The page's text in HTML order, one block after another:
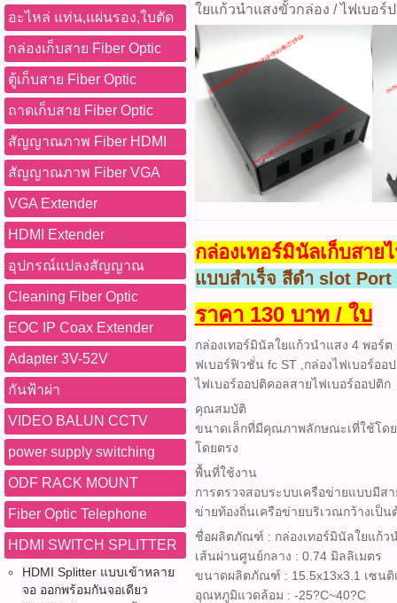
อะไหล่ แท่น,แผ่นรอง,ใบตัด
กล่องเก็บสาย Fiber Optic
ตู้เก็บสาย Fiber Optic
ถาดเก็บสาย Fiber Optic
สัญญาณภาพ Fiber HDMI
สัญญาณภาพ Fiber VGA
VGA Extender
HDMI Extender
อุปกรณ์แปลงสัญญาณ
Cleaning Fiber Optic
EOC IP Coax Extender
Adapter 3V-52V
กันฟ้าผ่า
VIDEO BALUN CCTV
power supply switching
ODF RACK MOUNT
Fiber Optic Telephone
HDMI SWITCH SPLITTER
HDMI Splitter แบบเข้าหลาย
จอ ออกพร้อมกันจอเดียว
ใยแก้วนำแสงขั้วกล่อง / ไฟเบอร์
กล่องเทอร์มินัลเก็บสา
แบบสำเร็จ สีดำ slot Port
ราคา 130 บาท / ใบ
กล่องเทอร์มินัลใยแก้วนำแสง 4 พอร์ต
ฟเบอร์ฟิวชั่น fc ST ,กล่องไฟเบอร์ออ
ไฟเบอร์ออปติคอลสายไฟเบอร์ออปติก
คุณสมบัติ
ขนาดเล็กที่มีคุณภาพลักษณะเที่ใช้โด
โดยตรง
พื้นที่ใช้งาน
การตรวจสอบระบบเครือข่ายแบบมีส
ข่ายท้องถิ่นเครือข่ายบริเวณกว้างเป็น
ชื่อผลิตภัณฑ์ : กล่องเทอร์มินัลใยแก้ว
เส้นผ่านศูนย์กลาง : 0.74 มิลลิเมตร
ขนาดผลิตภัณฑ์ : 15.5x13x3.1 เซนติ
อุณหภูมิแวดล้อม : -25?C~40?C